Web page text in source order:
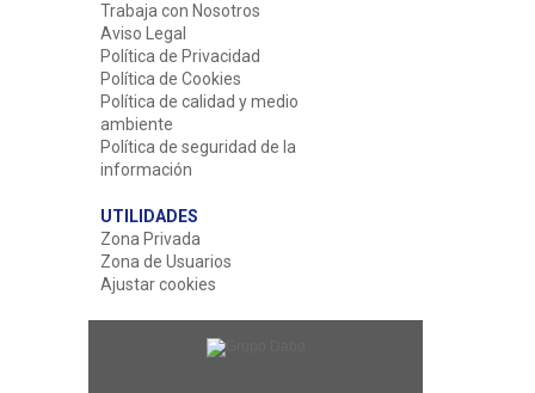
Trabaja con Nosotros
Aviso Legal
Política de Privacidad
Política de Cookies
Política de calidad y medio
ambiente
Política de seguridad de la
información
UTILIDADES
Zona Privada
Zona de Usuarios
Ajustar cookies